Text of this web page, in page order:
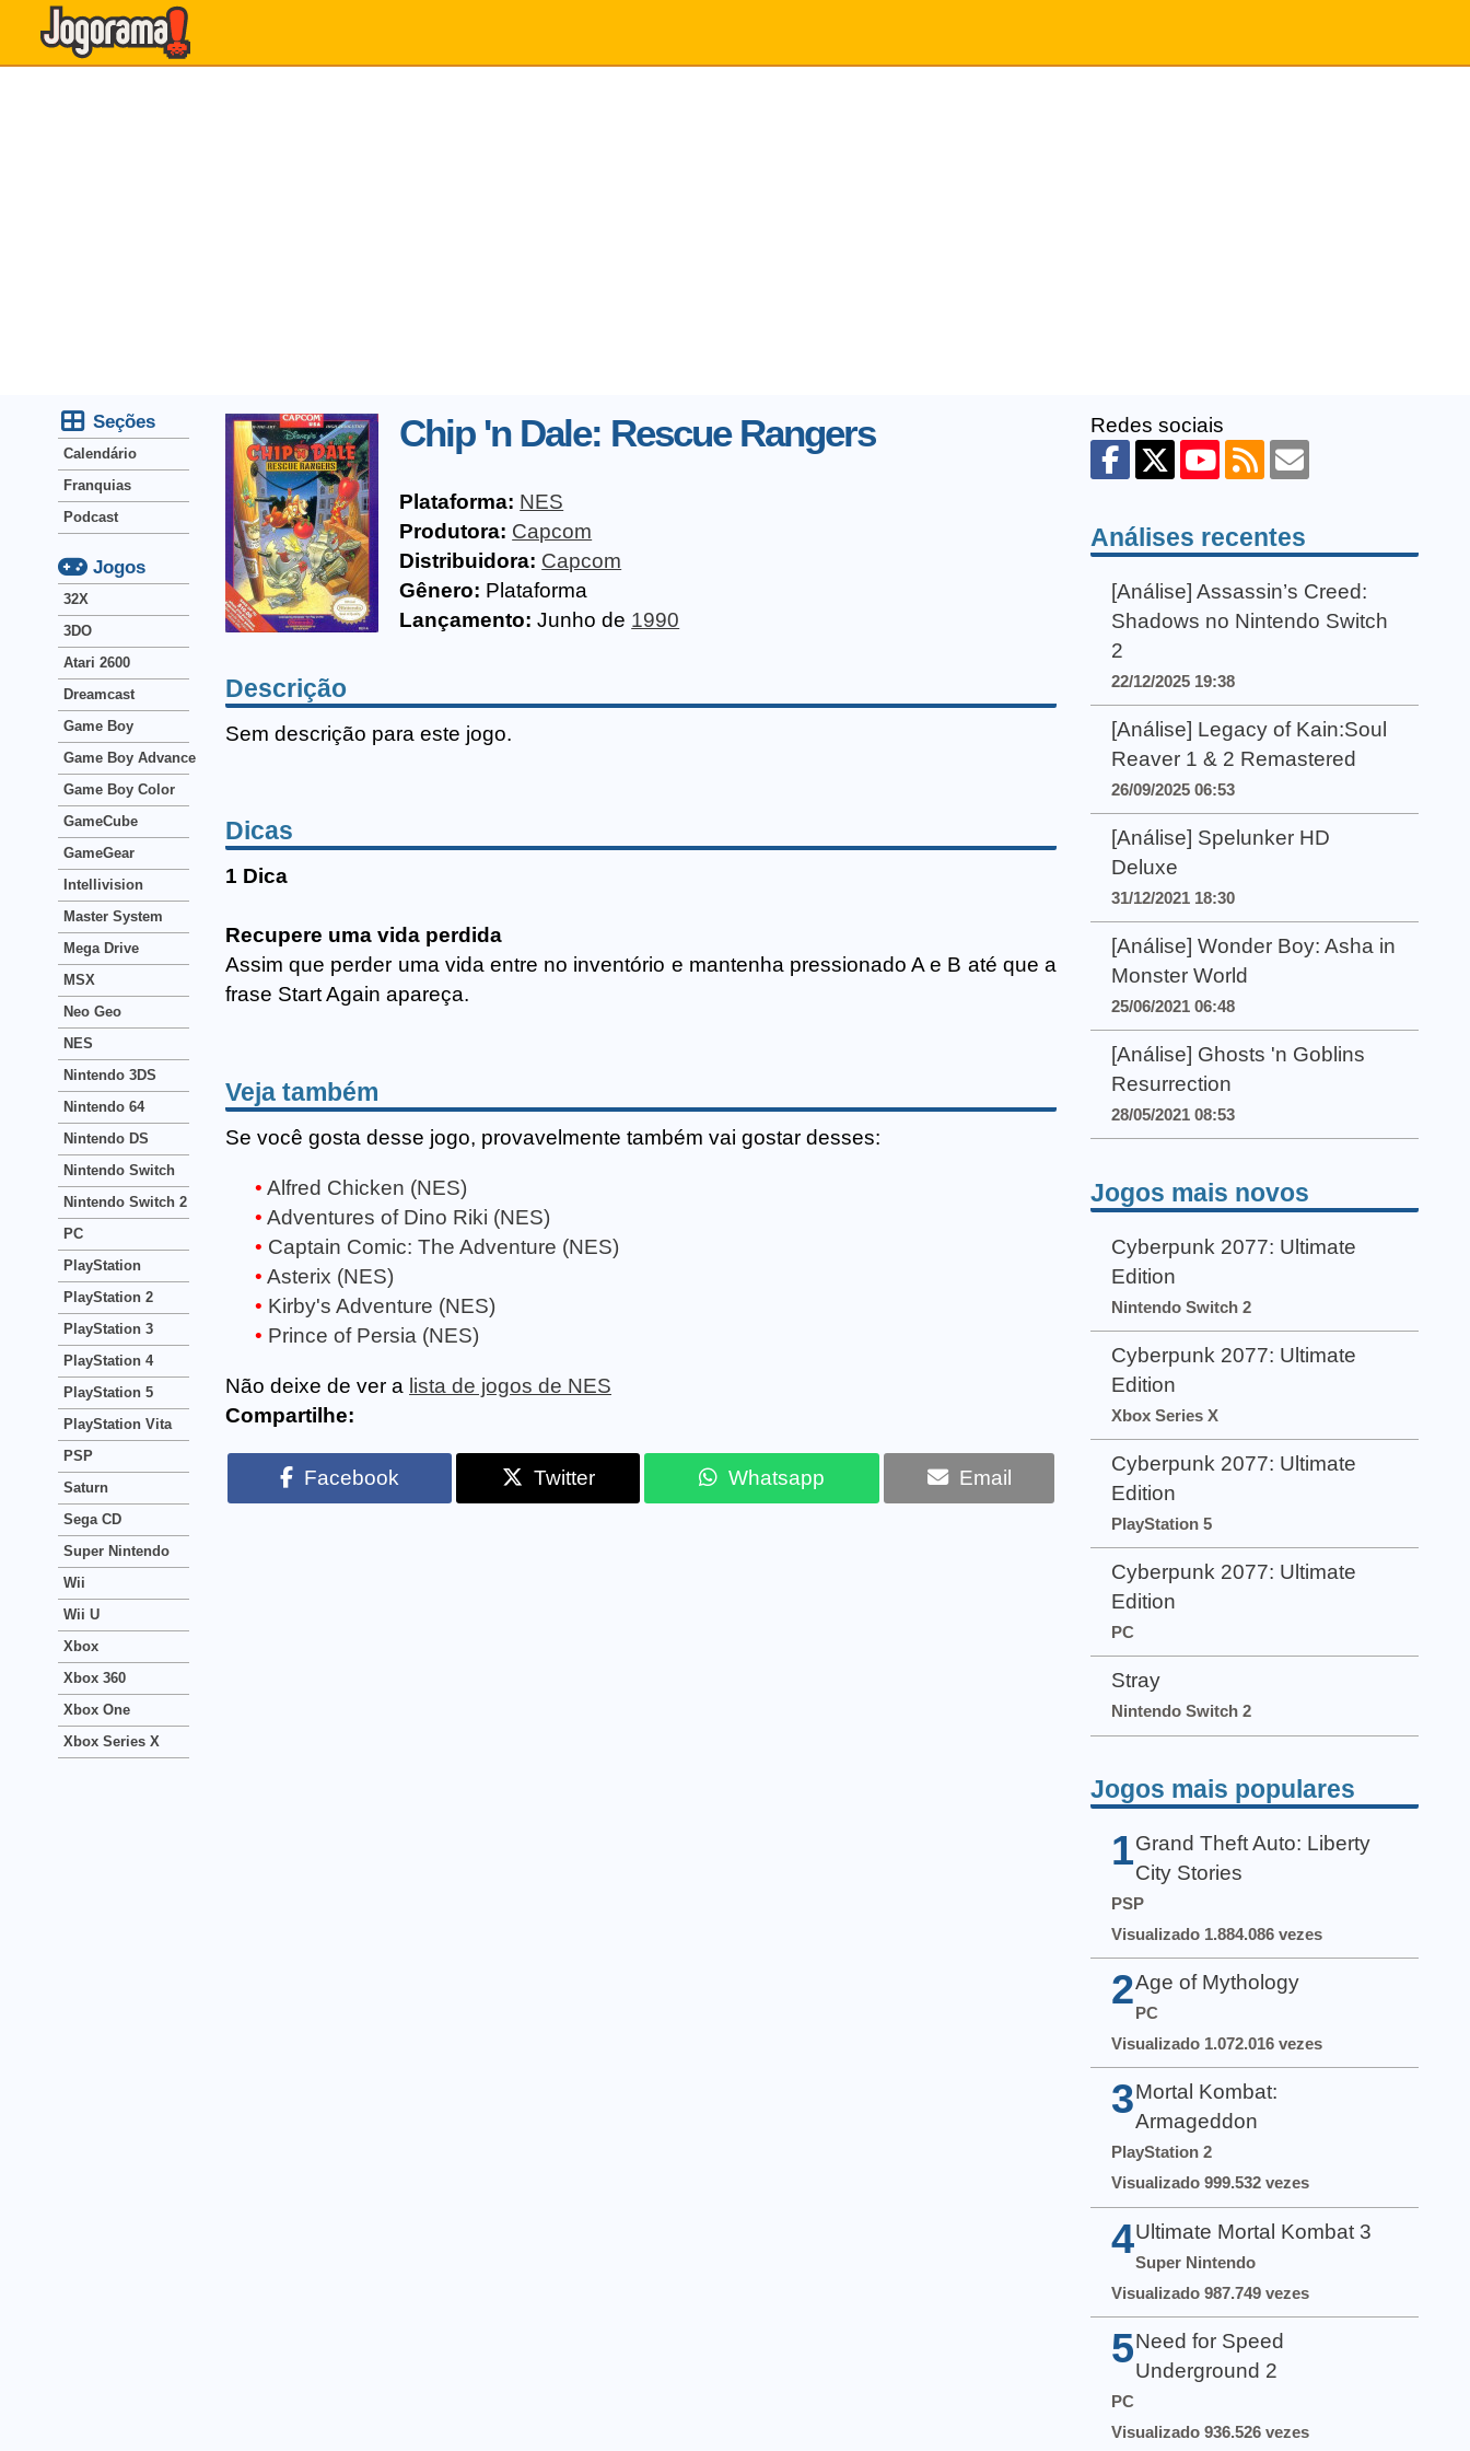
Chip 'n Dale: Rescue Rangers
Plataforma: NES
Produtora: Capcom
Distribuidora: Capcom
Gênero: Plataforma
Lançamento: Junho de 1990
Descrição
Sem descrição para este jogo.
Dicas
1 Dica
Recupere uma vida perdida
Assim que perder uma vida entre no inventório e mantenha pressionado A e B até que a
frase Start Again apareça.
Veja também
Se você gosta desse jogo, provavelmente também vai gostar desses:
Alfred Chicken (NES)
Adventures of Dino Riki (NES)
Captain Comic: The Adventure (NES)
Asterix (NES)
Kirby's Adventure (NES)
Prince of Persia (NES)
Não deixe de ver a lista de jogos de NES
Compartilhe:
Facebook Twitter Whatsapp Email
Seções
Calendário
Franquias
Podcast
Jogos
32X
3DO
Atari 2600
Dreamcast
Game Boy
Game Boy Advance
Game Boy Color
GameCube
GameGear
Intellivision
Master System
Mega Drive
MSX
Neo Geo
NES
Nintendo 3DS
Nintendo 64
Nintendo DS
Nintendo Switch
Nintendo Switch 2
PC
PlayStation
PlayStation 2
PlayStation 3
PlayStation 4
PlayStation 5
PlayStation Vita
PSP
Saturn
Sega CD
Super Nintendo
Wii
Wii U
Xbox
Xbox 360
Xbox One
Xbox Series X
Redes sociais
Análises recentes
[Análise] Assassin’s Creed:
Shadows no Nintendo Switch
2
22/12/2025 19:38
[Análise] Legacy of Kain:Soul
Reaver 1 & 2 Remastered
26/09/2025 06:53
[Análise] Spelunker HD
Deluxe
31/12/2021 18:30
[Análise] Wonder Boy: Asha in
Monster World
25/06/2021 06:48
[Análise] Ghosts 'n Goblins
Resurrection
28/05/2021 08:53
Jogos mais novos
Cyberpunk 2077: Ultimate
Edition
Nintendo Switch 2
Cyberpunk 2077: Ultimate
Edition
Xbox Series X
Cyberpunk 2077: Ultimate
Edition
PlayStation 5
Cyberpunk 2077: Ultimate
Edition
PC
Stray
Nintendo Switch 2
Jogos mais populares
1 Grand Theft Auto: Liberty
City Stories
PSP
Visualizado 1.884.086 vezes
2Age of Mythology
PC
Visualizado 1.072.016 vezes
3 Mortal Kombat:
Armageddon
PlayStation 2
Visualizado 999.532 vezes
4 Ultimate Mortal Kombat 3
Super Nintendo
Visualizado 987.749 vezes
5 Need for Speed
Underground 2
PC
Visualizado 936.526 vezes